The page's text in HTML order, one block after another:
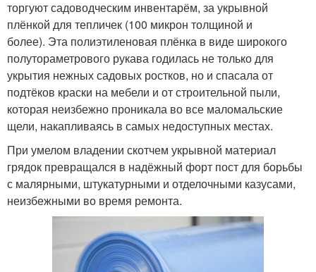
торгуют садоводческим инвентарём, за укрывной
плёнкой для тепличек (100 микрон толщиной и
более). Эта полиэтиленовая плёнка в виде широкого
полутораметрового рукава годилась не только для
укрытия нежных садовых ростков, но и спасала от
подтёков краски на мебели и от строительной пыли,
которая неизбежно проникала во все маломальские
щели, накапливаясь в самых недоступных местах.
При умелом владении скотчем укрывной материал
грядок превращался в надёжный форт пост для борьбы
с малярными, штукатурными и отделочными казусами,
неизбежными во время ремонта.